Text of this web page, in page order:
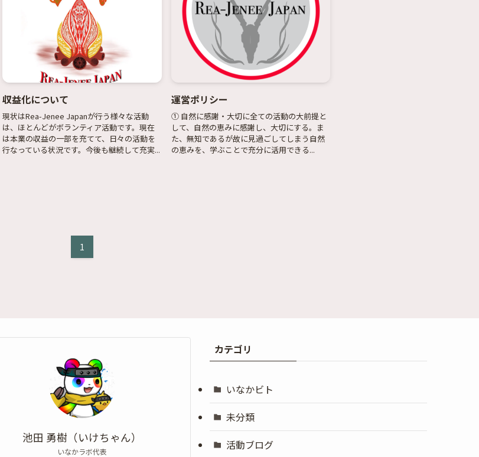
収益化について
現状はRea-Jenee Japanが行う様々な活動
は、ほとんどがボランティア活動です。現在
は本業の収益の一部を充てて、日々の活動を
行なっている状況です。今後も継続して充実...
運営ポリシー
① 自然に感謝・大切に全ての活動の大前提と
して、自然の恵みに感謝し、大切にする。ま
た、無知であるが故に見過ごしてしまう自然
の恵みを、学ぶことで充分に活用できる...
1
池田 勇樹（いけちゃん）
いなかラボ代表
カテゴリ
いなかビト
未分類
活動ブログ